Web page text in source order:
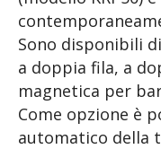
Sono disponibili
a doppia fila, a
magnetica per
Come opzione è
automatico della